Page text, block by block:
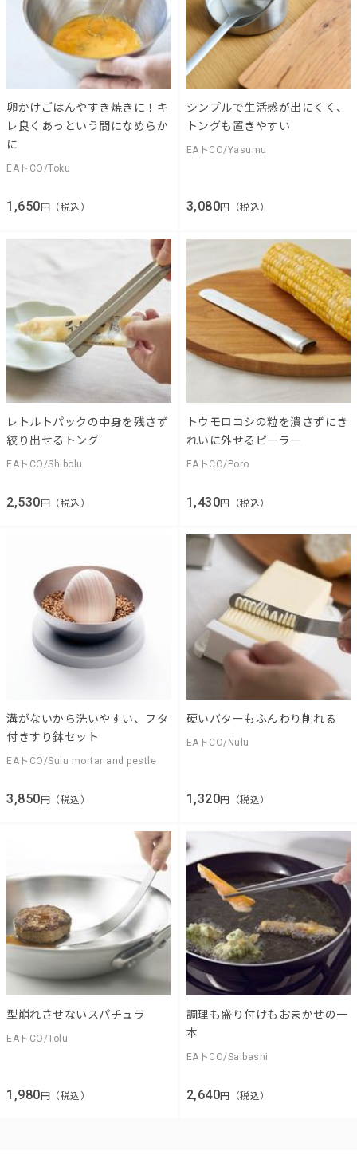
卵かけごはんやすき焼きに！キ
レ良くあっという間になめらか
に
EAトCO/Toku
1,650円（税込）
シンプルで生活感が出にくく、
トングも置きやすい
EAトCO/Yasumu
3,080円（税込）
レトルトパックの中身を残さず
絞り出せるトング
EAトCO/Shibolu
2,530 円（税込）
トウモロコシの粒を潰さずにき
れいに外せるピーラー
EAトCO/Poro
1,430円（税込）
溝がないから洗いやすい、フタ
付きすり鉢セット
EAトCO/Sulu mortar and pestle
3,850円（税込）
硬いバターもふんわり削れる
EAトCO/Nulu
1,320円（税込）
型崩れさせないスパチュラ
EAトCO/Tolu
1,980 円（税込）
調理も盛り付けもおまかせの一
本
EAトCO/Saibashi
2,640円（税込）